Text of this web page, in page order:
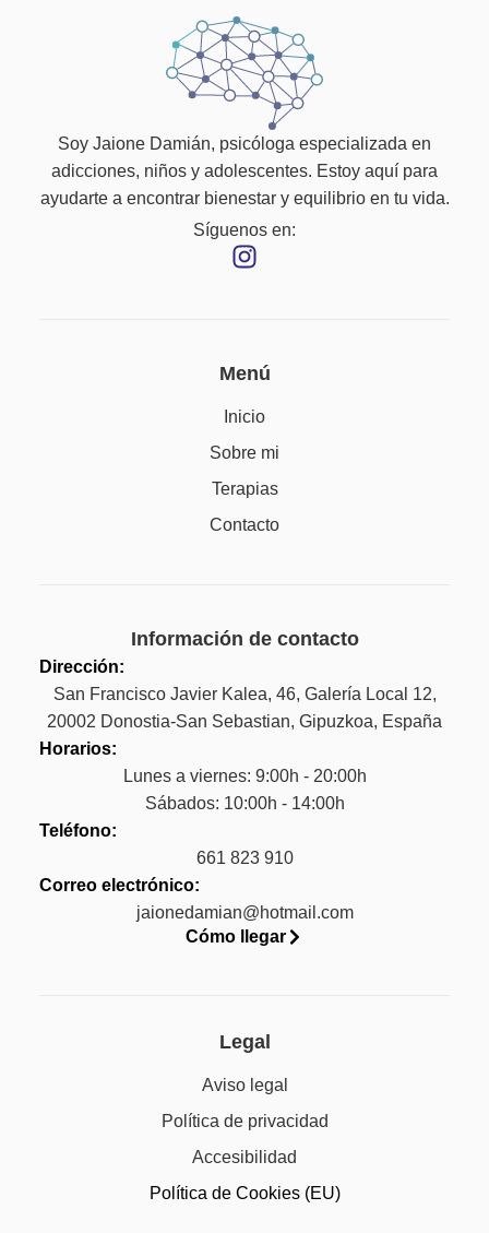
Soy Jaione Damián, psicóloga especializada en
adicciones, niños y adolescentes. Estoy aquí para
ayudarte a encontrar bienestar y equilibrio en tu vida.
Síguenos en:
Menú
Inicio
Sobre mi
Terapias
Contacto
Información de contacto
Dirección:
San Francisco Javier Kalea, 46, Galería Local 12,
20002 Donostia-San Sebastian, Gipuzkoa, España
Horarios:
Lunes a viernes: 9:00h - 20:00h
Sábados: 10:00h - 14:00h
Teléfono:
661 823 910
Correo electrónico:
jaionedamian@hotmail.com
Cómo llegar
Legal
Aviso legal
Política de privacidad
Accesibilidad
Política de Cookies (EU)